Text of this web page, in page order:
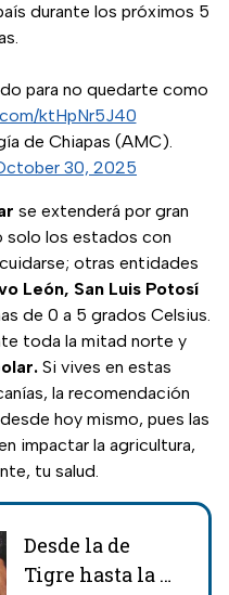
durante los próximos 5
para no quedarte como
ktHpNr5J40
de Chiapas (AMC).
30, 2025
se extenderá por gran
solo los estados con
otras entidades
León, San Luis Potosí
de 0 a 5 grados Celsius.
toda la mitad norte y
Si vives en estas
la recomendación
hoy mismo, pues las
impactar la agricultura,
tu salud.
Desde la de
Tigre hasta la de